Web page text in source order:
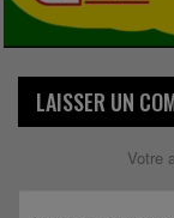
LAISSER UN
Votre